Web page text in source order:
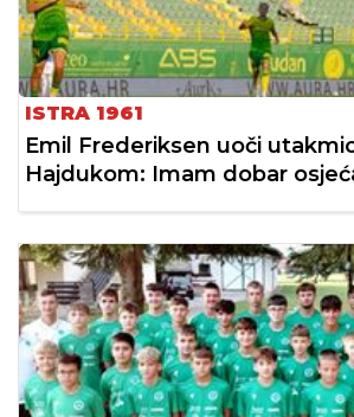
ISTRA 1961
Emil Frederiksen uoči
Hajdukom: Imam dobar